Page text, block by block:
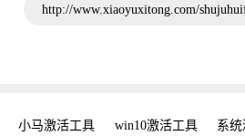
http://www.xiaoyuxitong.com/
小马激活工具 win10激活工具 系